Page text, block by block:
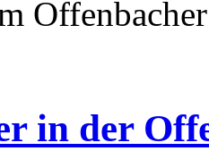
in der